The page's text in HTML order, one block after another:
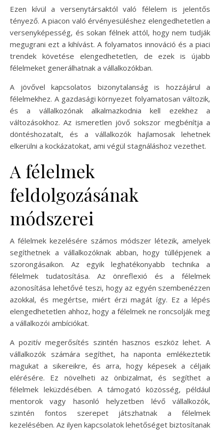
Ezen kívül a versenytársaktól való félelem is jelentős
tényező. A piacon való érvényesüléshez elengedhetetlen a
versenyképesség, és sokan félnek attól, hogy nem tudják
megugrani ezt a kihívást. A folyamatos innováció és a piaci
trendek követése elengedhetetlen, de ezek is újabb
félelmeket generálhatnak a vállalkozókban.
A jövővel kapcsolatos bizonytalanság is hozzájárul a
félelmekhez. A gazdasági környezet folyamatosan változik,
és a vállalkozónak alkalmazkodnia kell ezekhez a
változásokhoz. Az ismeretlen jövő sokszor megbénítja a
döntéshozatalt, és a vállalkozók hajlamosak lehetnek
elkerülni a kockázatokat, ami végül stagnáláshoz vezethet.
A félelmek
feldolgozásának
módszerei
A félelmek kezelésére számos módszer létezik, amelyek
segíthetnek a vállalkozóknak abban, hogy túllépjenek a
szorongásaikon. Az egyik leghatékonyabb technika a
félelmek tudatosítása. Az önreflexió és a félelmek
azonosítása lehetővé teszi, hogy az egyén szembenézzen
azokkal, és megértse, miért érzi magát így. Ez a lépés
elengedhetetlen ahhoz, hogy a félelmek ne roncsolják meg
a vállalkozói ambíciókat.
A pozitív megerősítés szintén hasznos eszköz lehet. A
vállalkozók számára segíthet, ha naponta emlékeztetik
magukat a sikereikre, és arra, hogy képesek a céljaik
elérésére. Ez növelheti az önbizalmat, és segíthet a
félelmek leküzdésében. A támogató közösség, például
mentorok vagy hasonló helyzetben lévő vállalkozók,
szintén fontos szerepet játszhatnak a félelmek
kezelésében. Az ilyen kapcsolatok lehetőséget biztosítanak